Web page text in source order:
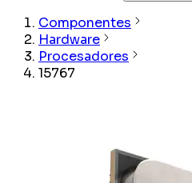
Componentes
Hardware
Procesadores
15767